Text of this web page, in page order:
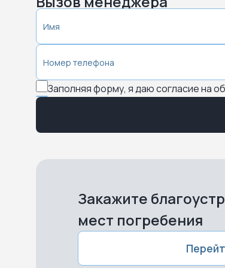
Заполняя форму, я даю согласие на
Закажите
мест погребения